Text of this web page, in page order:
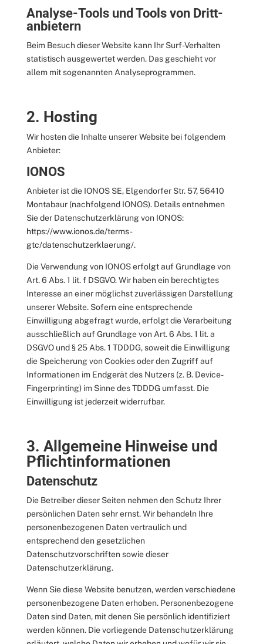
Analyse-Tools und Tools von Dritt­
anbietern
Beim Besuch dieser Website kann Ihr Surf-Verhalten
statistisch ausgewertet werden. Das geschieht vor
allem mit sogenannten Analyseprogrammen.
2. Hosting
Wir hosten die Inhalte unserer Website bei folgendem
Anbieter:
IONOS
Anbieter ist die IONOS SE, Elgendorfer Str. 57, 56410
Montabaur (nachfolgend IONOS). Details entnehmen
Sie der Datenschutzerklärung von IONOS:
https://www.ionos.de/terms-
gtc/datenschutzerklaerung/.
Die Verwendung von IONOS erfolgt auf Grundlage von
Art. 6 Abs. 1 lit. f DSGVO. Wir haben ein berechtigtes
Interesse an einer möglichst zuverlässigen Darstellung
unserer Website. Sofern eine entsprechende
Einwilligung abgefragt wurde, erfolgt die Verarbeitung
ausschließlich auf Grundlage von Art. 6 Abs. 1 lit. a
DSGVO und § 25 Abs. 1 TDDDG, soweit die Einwilligung
die Speicherung von Cookies oder den Zugriff auf
Informationen im Endgerät des Nutzers (z. B. Device-
Fingerprinting) im Sinne des TDDDG umfasst. Die
Einwilligung ist jederzeit widerrufbar.
3. Allgemeine Hinweise und
Pflicht­informationen
Datenschutz
Die Betreiber dieser Seiten nehmen den Schutz Ihrer
persönlichen Daten sehr ernst. Wir behandeln Ihre
personenbezogenen Daten vertraulich und
entsprechend den gesetzlichen
Datenschutzvorschriften sowie dieser
Datenschutzerklärung.
Wenn Sie diese Website benutzen, werden verschiedene
personenbezogene Daten erhoben. Personenbezogene
Daten sind Daten, mit denen Sie persönlich identifiziert
werden können. Die vorliegende Datenschutzerklärung